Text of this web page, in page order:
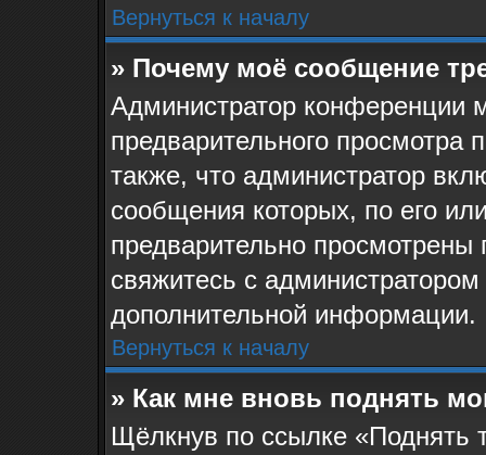
Вернуться к началу
» Почему моё сообщение
Администратор конференции
предварительного
также, что администратор
сообщения которых, по его
предварительно
свяжитесь с
дополнительной информации.
Вернуться к началу
» Как мне вновь поднять
Щёлкнув по ссылке «Поднять